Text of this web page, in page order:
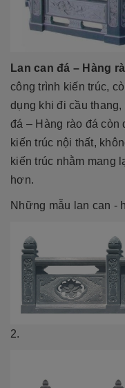
Lan can đá – Hàng
công trình kiến trúc,
dụng khi đi cầu
đá – Hàng rào đá
kiến trúc nội thất,
kiến trúc nhằm mang
hơn.
Những mẫu lan can -
2.